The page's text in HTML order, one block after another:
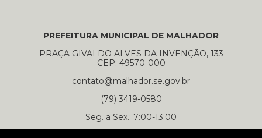
PREFEITURA MUNICIPAL DE MALHADOR
PRAÇA GIVALDO ALVES DA INVENÇÃO, 133
CEP: 49570-000
contato@malhador.se.gov.br
(79) 3419-0580
Seg. a Sex.: 7:00-13:00